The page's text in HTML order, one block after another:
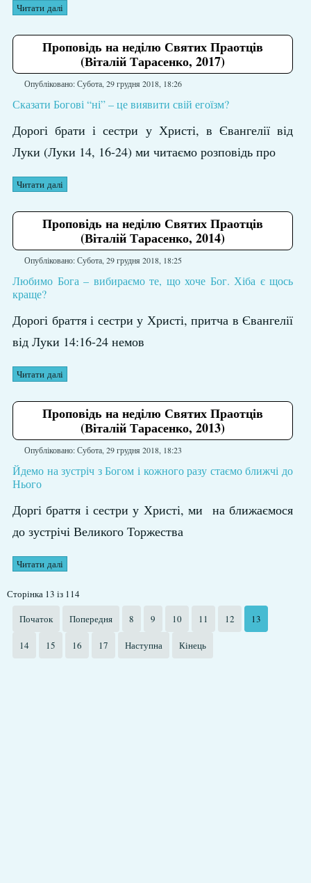
Читати далі
Проповідь на неділю Святих Праотців
(Віталій Тарасенко, 2017)
Опубліковано: Субота, 29 грудня 2018, 18:26
Сказати Богові “ні” – це виявити свій егоїзм?
Дорогі брати і сестри у Христі, в Євангелії від
Луки (Луки 14, 16-24) ми читаємо розповідь про
Читати далі
Проповідь на неділю Святих Праотців
(Віталій Тарасенко, 2014)
Опубліковано: Субота, 29 грудня 2018, 18:25
Любимо Бога – вибираємо те, що хоче Бог. Хіба є щось
краще?
Дорогі браття і сестри у Христі, притча в Євангелії
від Луки 14:16-24 немов
Читати далі
Проповідь на неділю Святих Праотців
(Віталій Тарасенко, 2013)
Опубліковано: Субота, 29 грудня 2018, 18:23
Йдемо на зустріч з Богом і кожного разу стаємо ближчі до
Нього
Доргі браття і сестри у Христі, ми на ближаємося
до зустрічі Великого Торжества
Читати далі
Сторінка 13 із 114
Початок
Попередня 8 9 10 11 12 13
14 15 16 17 Наступна Кінець